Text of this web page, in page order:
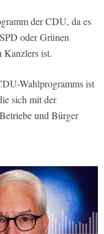
der CDU, da es
oder Grünen
Kanzlers ist.
Wahlprogramms ist
sich mit der
und Bürger